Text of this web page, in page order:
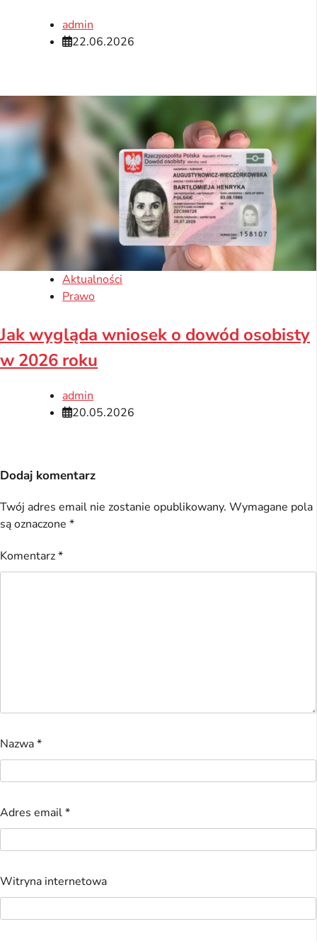
admin
22.06.2026
Aktualności
Prawo
Jak wygląda wniosek o dowód osobisty
w 2026 roku
admin
20.05.2026
Dodaj komentarz
Twój adres email nie zostanie opublikowany. Wymagane pola
są oznaczone *
Komentarz*
Nazwa*
Adres email*
Witryna internetowa